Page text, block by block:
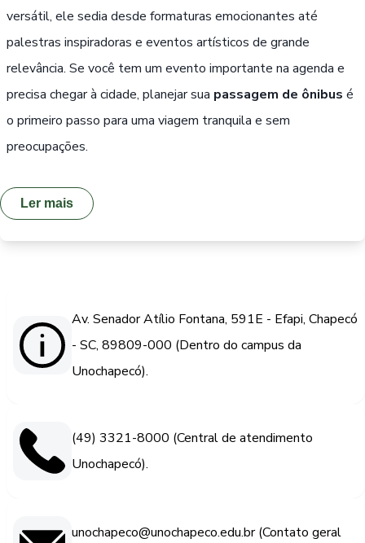
versátil, ele sedia desde formaturas emocionantes até
palestras inspiradoras e eventos artísticos de grande
relevância. Se você tem um evento importante na agenda e
precisa chegar à cidade, planejar sua passagem de ônibus é
o primeiro passo para uma viagem tranquila e sem
preocupações.
Ler mais
Av. Senador Atílio Fontana, 591E - Efapi, Chapecó
- SC, 89809-000 (Dentro do campus da
Unochapecó).
(49) 3321-8000 (Central de atendimento
Unochapecó).
unochapeco@unochapeco.edu.br (Contato geral